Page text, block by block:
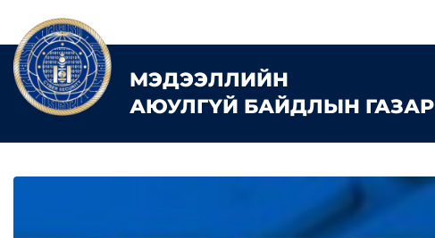
МЭДЭЭЛЛИЙН
АЮУЛГҮЙ БАЙДЛЫН ГАЗАР